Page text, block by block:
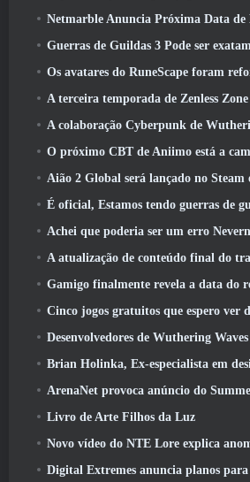
Netmarble Anuncia Próxima Data de
Guerras de Guildas 3 Pode ser exatamente o que a
Os avatares do RuneScape foram reformulados na maior
A terceira temporada de Zenless Zone Zero começa com uma viagem para uma ilha
A colaboração Cyberpunk de Wuthering Waves é exatamente o que eu quero
O próximo CBT de Aniimo está a caminho… E, Temos
Aião 2 Global será lançado no Steam e
É oficial, Estamos tendo guerras de
Achei que poderia ser um erro Neverness To Everness ter o evento Porsche
A atualização de conteúdo final do trailer de
Gamigo finalmente revela a data do retorno de Gloria Victis,
Cinco jogos gratuitos que espero ver durante
Desenvolvedores de Wuthering Waves discutem a criação da
Brian Holinka, Ex-especialista em design PvP de World Of Warcraft, Junta-se
ArenaNet provoca anúncio do
Livro de Arte Filhos da Luz
Novo vídeo do NTE Lore explica anomalias, Espere, E como uma
Digital Extremes anuncia planos para o